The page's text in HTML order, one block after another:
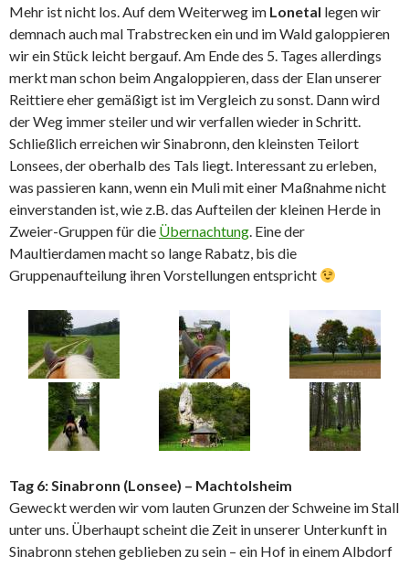
Mehr ist nicht los. Auf dem Weiterweg im Lonetal legen wir
demnach auch mal Trabstrecken ein und im Wald galoppieren
wir ein Stück leicht bergauf. Am Ende des 5. Tages allerdings
merkt man schon beim Angaloppieren, dass der Elan unserer
Reittiere eher gemäßigt ist im Vergleich zu sonst. Dann wird
der Weg immer steiler und wir verfallen wieder in Schritt.
Schließlich erreichen wir Sinabronn, den kleinsten Teilort
Lonsees, der oberhalb des Tals liegt. Interessant zu erleben,
was passieren kann, wenn ein Muli mit einer Maßnahme nicht
einverstanden ist, wie z.B. das Aufteilen der kleinen Herde in
Zweier-Gruppen für die Übernachtung. Eine der
Maultierdamen macht so lange Rabatz, bis die
Gruppenaufteilung ihren Vorstellungen entspricht
Tag 6: Sinabronn (Lonsee) – Machtolsheim
Geweckt werden wir vom lauten Grunzen der Schweine im Stall
unter uns. Überhaupt scheint die Zeit in unserer Unterkunft in
Sinabronn stehen geblieben zu sein – ein Hof in einem Albdorf